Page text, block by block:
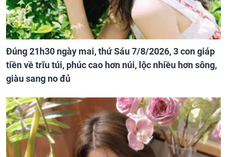
Đúng 21h30 ngày mai, thứ Sáu 7/8/2026, 3 con giáp
tiền về trĩu túi, phúc cao hơn núi, lộc nhiều hơn sông,
giàu sang no đủ